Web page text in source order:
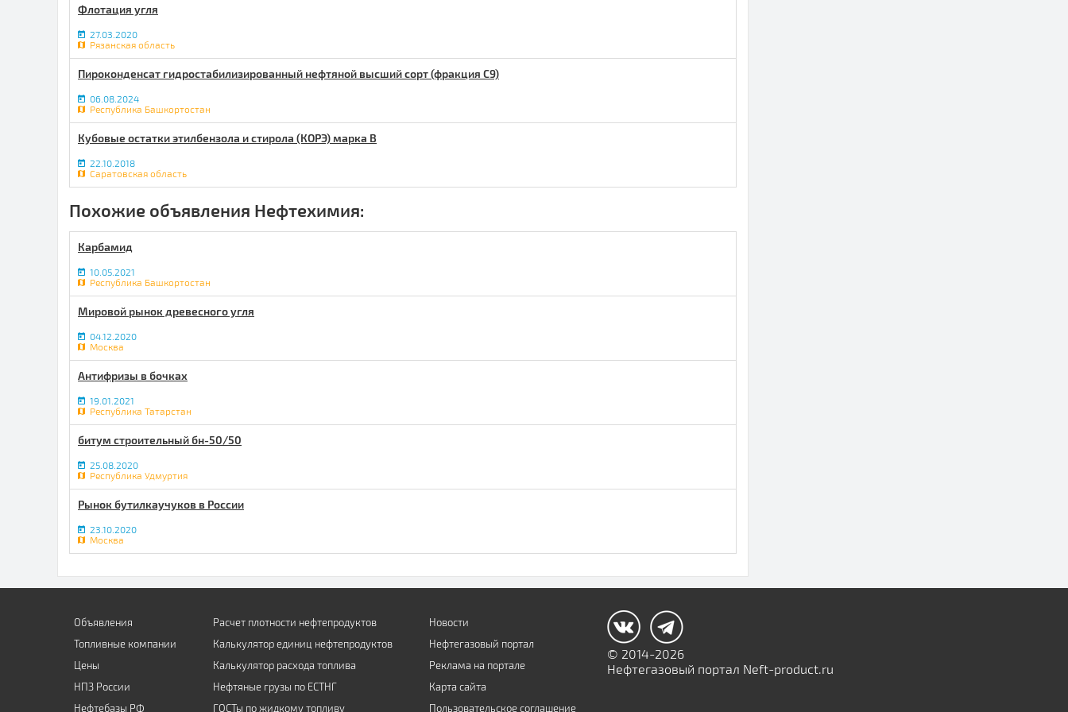
Флотация угля
27.03.2020
Рязанская область
Пироконденсат гидростабилизированный нефтяной высший сорт (фракция С9)
06.08.2024
Республика Башкортостан
Кубовые остатки этилбензола и стирола (КОРЭ) марка В
22.10.2018
Саратовская область
Похожие объявления Нефтехимия:
Карбамид
10.05.2021
Республика Башкортостан
Мировой рынок древесного угля
04.12.2020
Москва
Антифризы в бочках
19.01.2021
Республика Татарстан
битум строительный бн-50/50
25.08.2020
Республика Удмуртия
Рынок бутилкаучуков в России
23.10.2020
Москва
Объявления
Топливные компании
Цены
НПЗ России
Нефтебазы РФ
Расчет плотности нефтепродуктов
Калькулятор единиц нефтепродуктов
Калькулятор расхода топлива
Нефтяные грузы по ЕСТНГ
ГОСТы по жидкому топливу
Новости
Нефтегазовый портал
Реклама на портале
Карта сайта
Пользовательское соглашение
© 2014-2026
Нефтегазовый портал Neft-product.ru